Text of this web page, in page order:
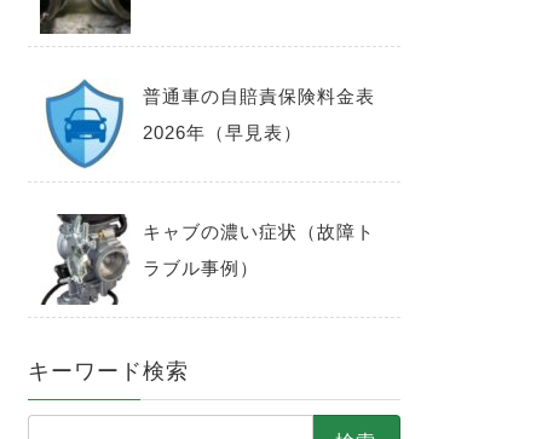
普通車の自賠責保険料金表
2026年（早見表）
キャブの濃い症状（故障ト
ラブル事例）
キーワード検索